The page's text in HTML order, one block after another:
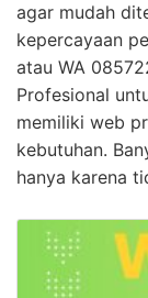
agar mudah
kepercayaan
atau WA
Profesional
memiliki web
kebutuhan.
hanya karena